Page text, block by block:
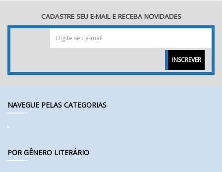
CADASTRE SEU E-MAIL E RECEBA NOVIDADES
INSCREVER
NAVEGUE PELAS CATEGORIAS
POR GÊNERO LITERÁRIO